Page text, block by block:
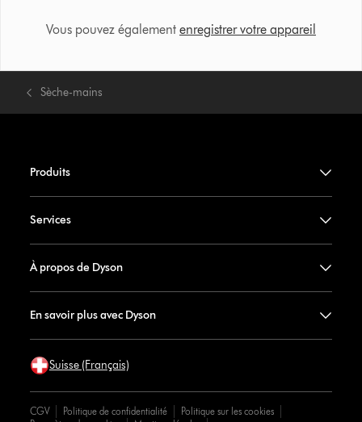
Vous pouvez également enregistrer votre appareil
Sèche-mains
Produits
Services
À propos de Dyson
En savoir plus avec Dyson
Suisse (Français)
CGV Politique de confidentialité
Politique sur les cookies